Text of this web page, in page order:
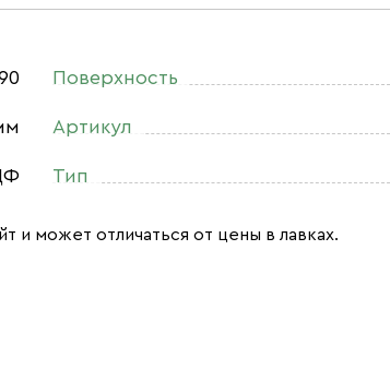
Поверхность
Артикул
Тип
и может отличаться от цены в лавках.